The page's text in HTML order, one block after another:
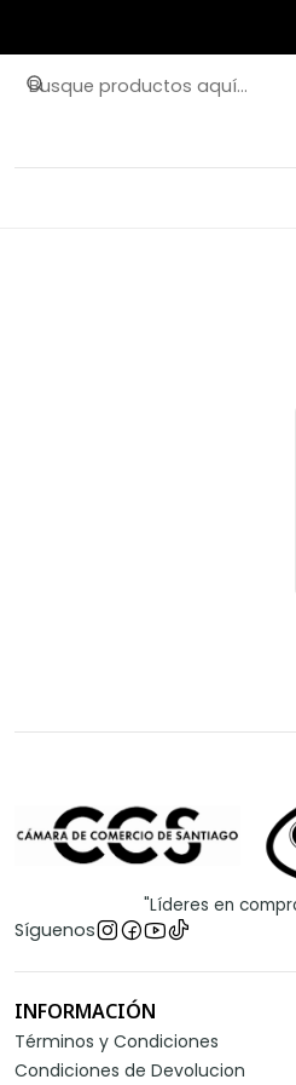
"Líderes en
Síguenos
INFORMACIÓN
Términos y Condiciones
Condiciones de Devolucion